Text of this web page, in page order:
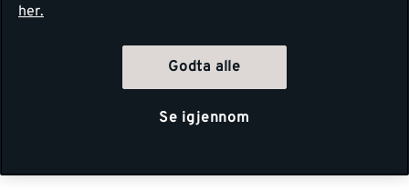
her.
Godta alle
Se igjennom